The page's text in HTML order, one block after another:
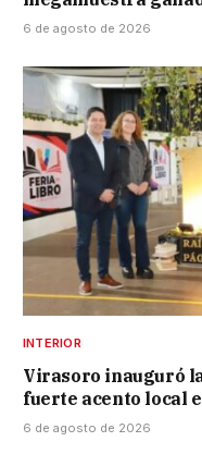
6 de agosto de 2026
INTERIOR
Virasoro inauguró
fuerte acento local
6 de agosto de 2026